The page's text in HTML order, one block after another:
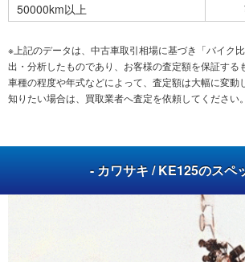
50000km以上
※上記のデータは、中古車取引相場に基づき「バイク
出・分析したものであり、お客様の査定額を保証する
車種の程度や年式などによって、査定額は大幅に変動
知りたい場合は、買取業者へ査定を依頼してください
- カワサキ / KE125のスペ